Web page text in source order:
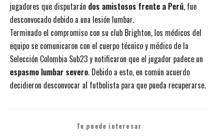
jugadores que disputarán dos amistosos frente a Perú, fue
desconvocado debido a una lesión lumbar.
Terminado el compromiso con su club Brighton, los médicos del
equipo se comunicaron con el cuerpo técnico y médico de la
Selección Colombia Sub23 y notificaron que el jugador padece un
espasmo lumbar severo. Debido a esto, en común acuerdo
decidieron desconvocar al futbolista para que pueda recuperarse.
Te puede interesar